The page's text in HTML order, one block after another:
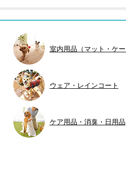
室内用品（マット・ケー
ウェア・レインコート
ケア用品・消臭・日用品